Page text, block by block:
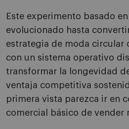
Este experimento basado
evolucionado hasta
estrategia de moda circular
con un sistema operativo
transformar la longevidad
ventaja competitiva
primera vista parezca ir en
comercial básico de vender